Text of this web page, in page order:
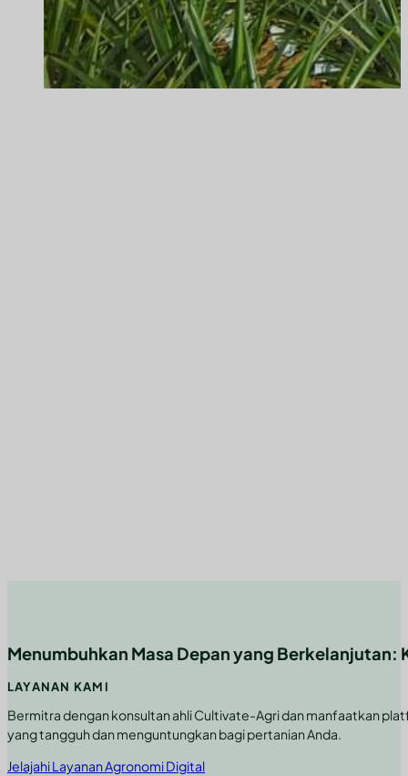
Menumbuhkan Masa Depan yang Berkelanjutan:
LAYANAN KAMI
Bermitra dengan konsultan ahli Cultivate-Agri dan manfaatkan
yang tangguh dan menguntungkan bagi pertanian Anda.
Jelajahi Layanan Agronomi Digital